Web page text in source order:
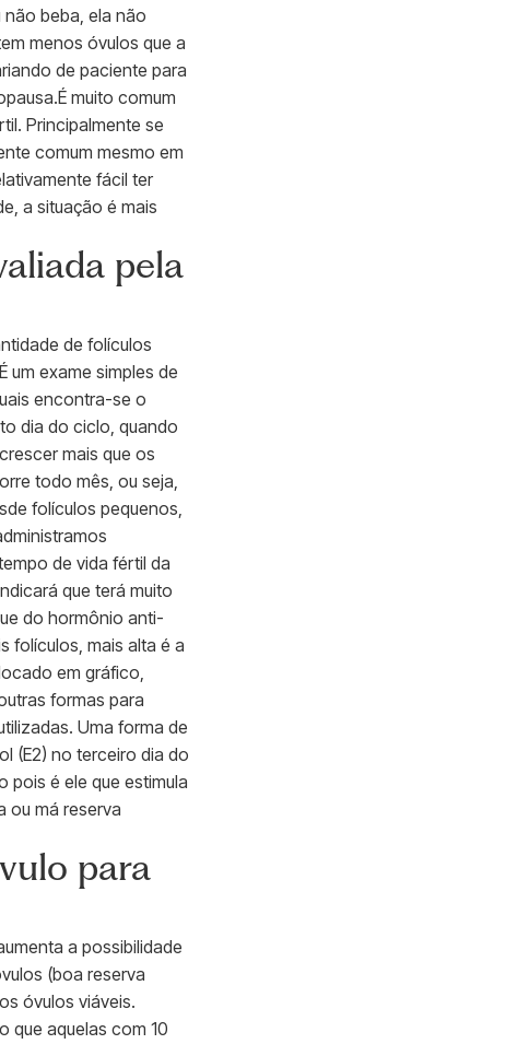
beba, ela não
menos óvulos que a
de paciente para
muito comum
Principalmente se
comum mesmo em
fácil ter
a situação é mais
pela
de folículos
um exame simples de
encontra-se o
dia do ciclo, quando
mais que os
todo mês, ou seja,
folículos pequenos,
de vida fértil da
que terá muito
do hormônio anti-
folículos, mais alta é a
em gráfico,
formas para
Uma forma de
(E2) no terceiro dia do
pois é ele que estimula
ou má reserva
para
a possibilidade
(boa reserva
óvulos viáveis.
que aquelas com 10